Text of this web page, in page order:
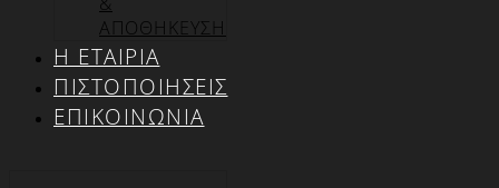
ΑΠΟΘΗΚΕΥΣΗ
Η ΕΤΑΙΡΊΑ
ΠΙΣΤΟΠΟΙΉΣΕΙΣ
ΕΠΙΚΟΙΝΩΝΊΑ